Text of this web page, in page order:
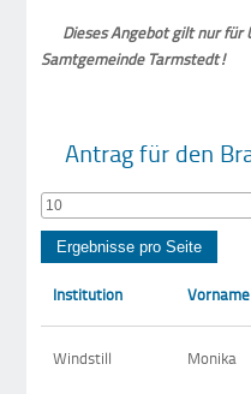
Dieses Angebot gilt nur
Samtgemeinde Tarmstedt!
Antrag für den
10
Institution Vorname
Windstill Monika